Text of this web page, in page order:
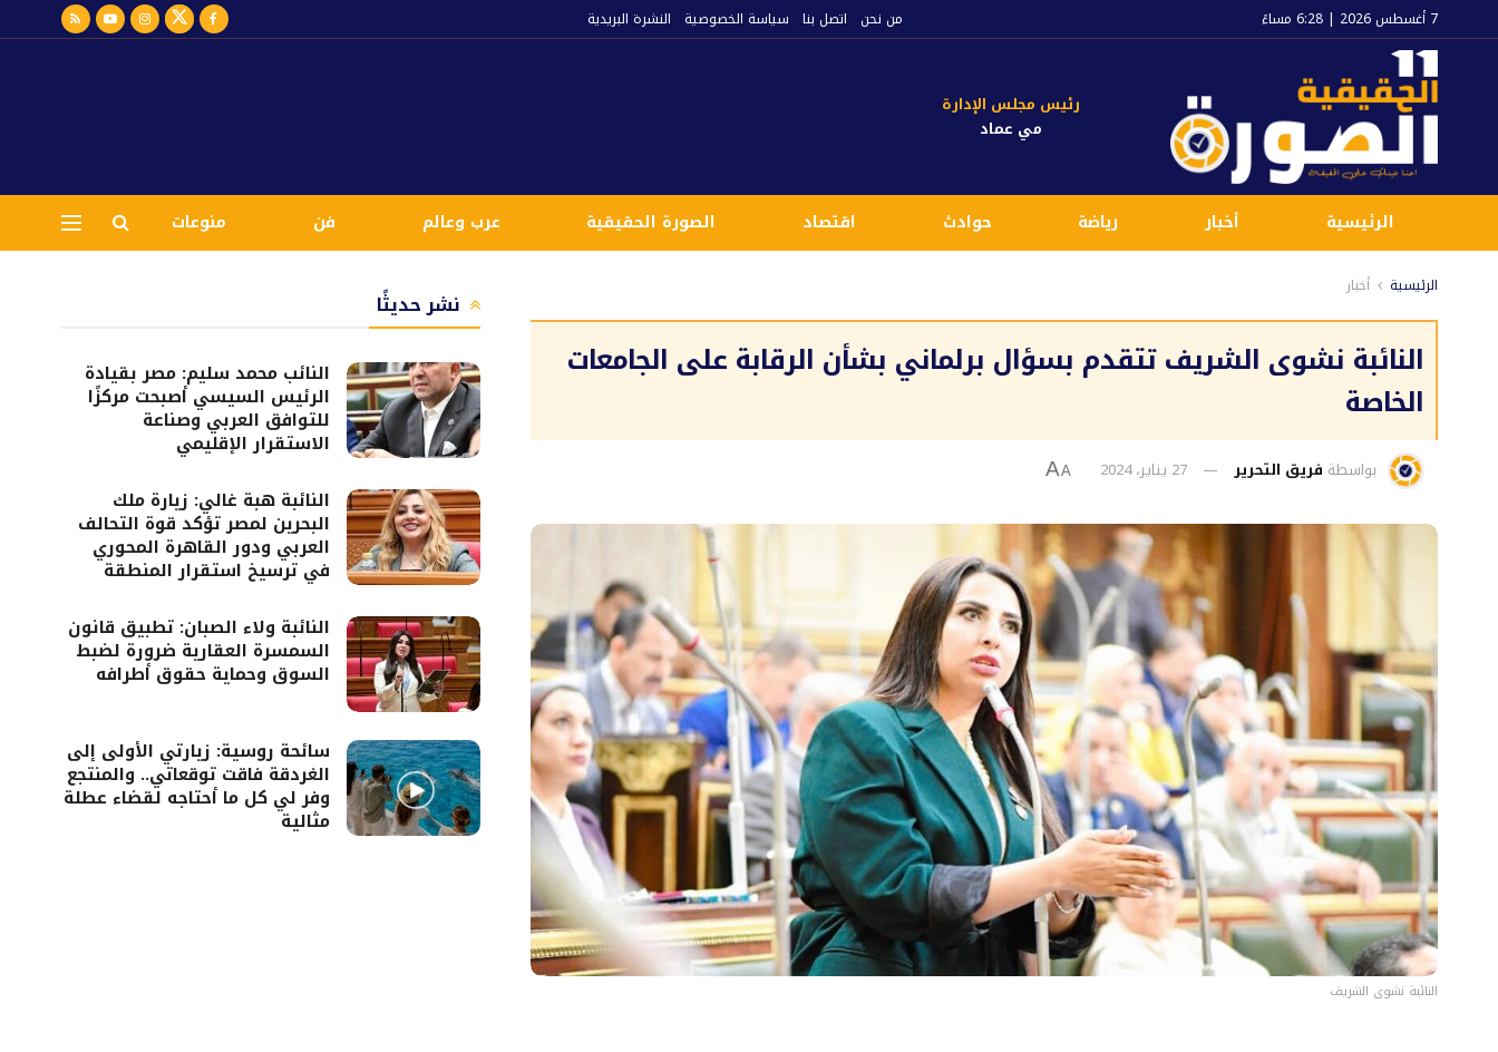
7 أغسطس 2026 | 6:28 مساءً من نحن اتصل بنا سياسة الخصوصية النشرة البريدية
رئيس مجلس الإدارة
مي عماد
الرئيسية أخبار رياضة حوادث اقتصاد الصورة الحقيقية عرب وعالم فن منوعات
الرئيسية أخبار
النائبة نشوى الشريف تتقدم بسؤال برلماني بشأن الرقابة على الجامعات
الخاصة
بواسطة فريق التحرير 27 يناير، 2024 A
A
النائبة نشوى الشريف
نشر حديثًا
النائب محمد سليم: مصر بقيادة
الرئيس السيسي أصبحت مركزًا
للتوافق العربي وصناعة
الاستقرار الإقليمي
النائبة هبة غالي: زيارة ملك
البحرين لمصر تؤكد قوة التحالف
العربي ودور القاهرة المحوري
في ترسيخ استقرار المنطقة
النائبة ولاء الصبان: تطبيق قانون
السمسرة العقارية ضرورة لضبط
السوق وحماية حقوق أطرافه
سائحة روسية: زيارتي الأولى إلى
الغردقة فاقت توقعاتي.. والمنتجع
وفر لي كل ما أحتاجه لقضاء عطلة
مثالية